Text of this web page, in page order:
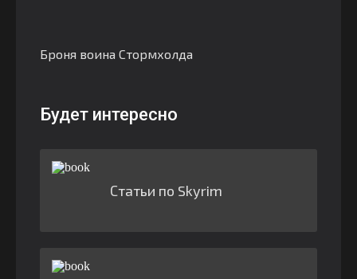
Броня воина Стормхолда
Будет интересно
Статьи по Skyrim